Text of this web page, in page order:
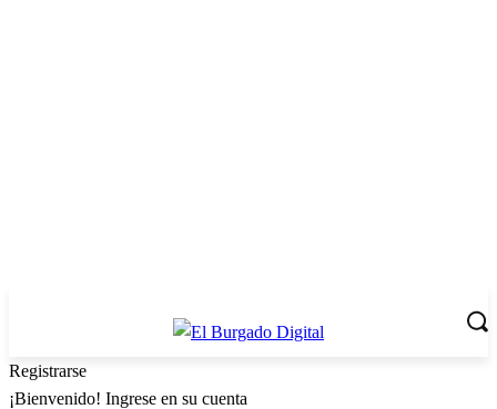
Registrarse
¡Bienvenido! Ingrese en su cuenta